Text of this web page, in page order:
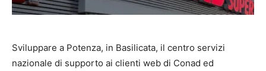
Sviluppare a Potenza, in Basilicata, il centro servizi
nazionale di supporto ai clienti web di Conad ed